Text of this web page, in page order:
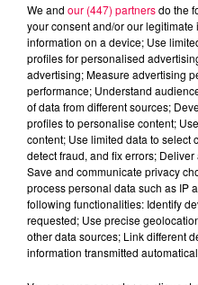
podcasts/2023/04/Le-
We and our (447) partnersdo the
your consent and/or our
information on a device; Use
profiles for personalised
advertising; Measure advertising
performance; Understand
of data from different sources;
profiles to personalise content;
content; Use limited data to select
detect fraud, and fix errors;
Save and communicate privacy
process personal data such as IP
following functionalities: Identify
requested; Use precise
other data sources; Link different
information transmitted